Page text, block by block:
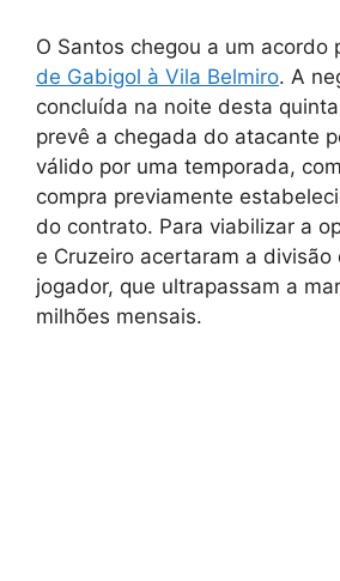
O Santos chegou a um acordo
de Gabigol à Vila Belmiro. A
concluída na noite desta
prevê a chegada do atacante
válido por uma temporada,
compra previamente
do contrato. Para viabilizar a
e Cruzeiro acertaram a
jogador, que ultrapassam a
milhões mensais.